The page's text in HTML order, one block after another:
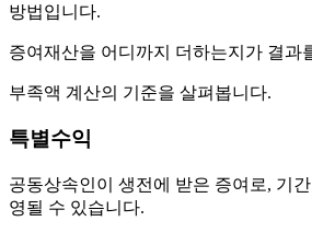
방법입니다.
증여재산을 어디까지 더하는지가 결과
부족액 계산의 기준을 살펴봅니다.
특별수익
공동상속인이 생전에 받은 증여로, 기
영될 수 있습니다.